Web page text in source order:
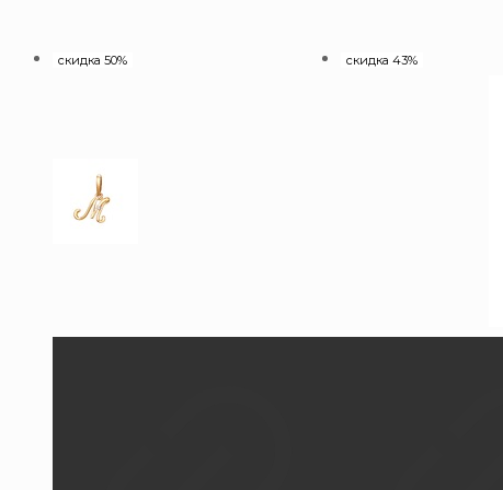
скидка 50% скидка 43%